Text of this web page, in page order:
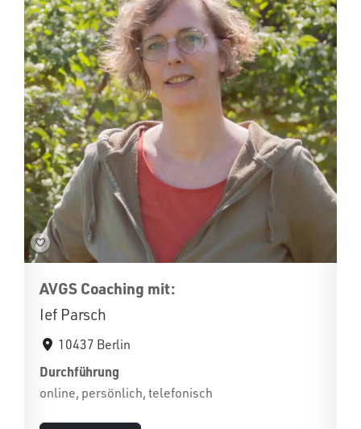
AVGS Coaching mit:
Ief Parsch
10437 Berlin
Durchführung
online, persönlich, telefonisch